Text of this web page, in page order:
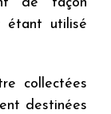
étant utilisé
collectées
destinées